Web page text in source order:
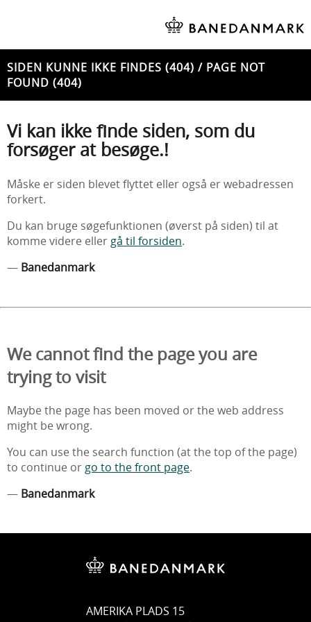
SIDEN KUNNE IKKE FINDES (404) / PAGE NOT
FOUND (404)
Vi kan ikke finde siden, som du
forsøger at besøge.!
Måske er siden blevet flyttet eller også er webadressen
forkert.
Du kan bruge søgefunktionen (øverst på siden) til at
komme videre eller gå til forsiden.
— Banedanmark
We cannot find the page you are
trying to visit
Maybe the page has been moved or the web address
might be wrong.
You can use the search function (at the top of the page)
to continue or go to the front page.
— Banedanmark
AMERIKA PLADS 15